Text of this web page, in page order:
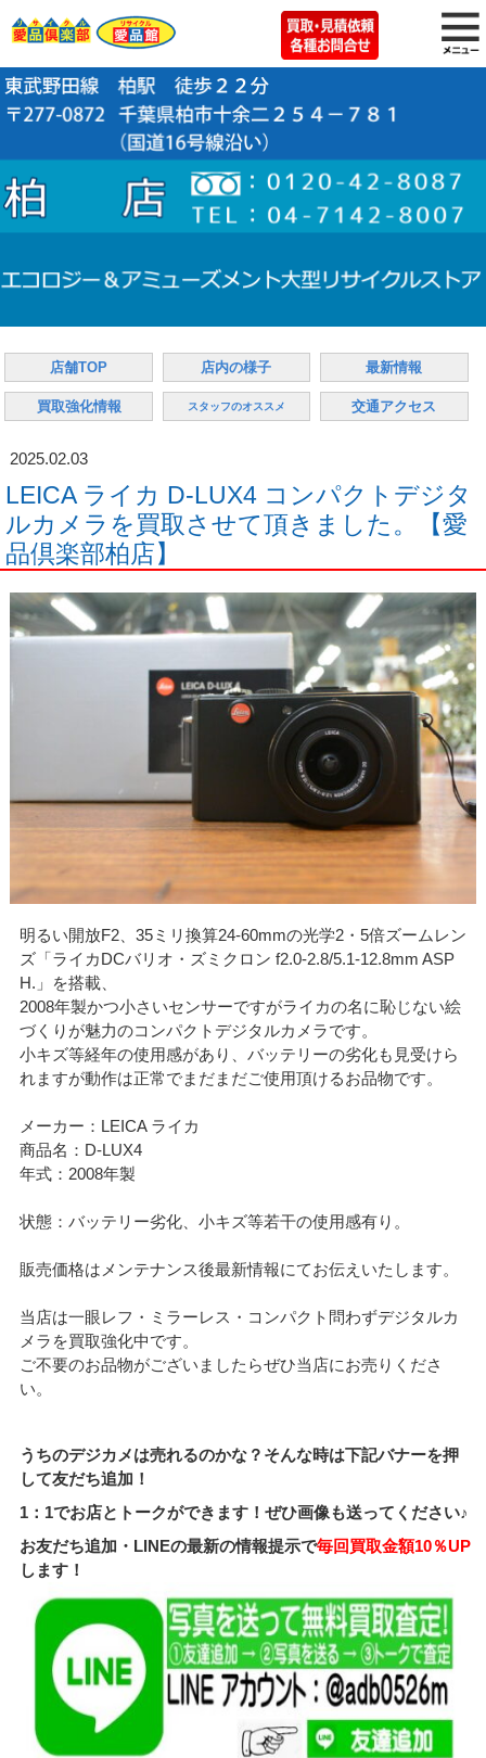
店舗TOP 店内の様子 最新情報
買取強化情報 スタッフのオススメ 交通アクセス
2025.02.03
LEICA ライカ D-LUX4 コンパクトデジタ
ルカメラを買取させて頂きました。【愛
品倶楽部柏店】
明るい開放F2、35ミリ換算24-60mmの光学2・5倍ズームレン
ズ「ライカDCバリオ・ズミクロン f2.0-2.8/5.1-12.8mm ASP
H.」を搭載、
2008年製かつ小さいセンサーですがライカの名に恥じない絵
づくりが魅力のコンパクトデジタルカメラです。
小キズ等経年の使用感があり、バッテリーの劣化も見受けら
れますが動作は正常でまだまだご使用頂けるお品物です。
メーカー：LEICA ライカ
商品名：D-LUX4
年式：2008年製
状態：バッテリー劣化、小キズ等若干の使用感有り。
販売価格はメンテナンス後最新情報にてお伝えいたします。
当店は一眼レフ・ミラーレス・コンパクト問わずデジタルカ
メラを買取強化中です。
ご不要のお品物がございましたらぜひ当店にお売りくださ
い。
うちのデジカメは売れるのかな？そんな時は下記バナーを押
して友だち追加！
1：1でお店とトークができます！ぜひ画像も送ってください♪
お友だち追加・LINEの最新の情報提示で毎回買取金額10％UP
します！